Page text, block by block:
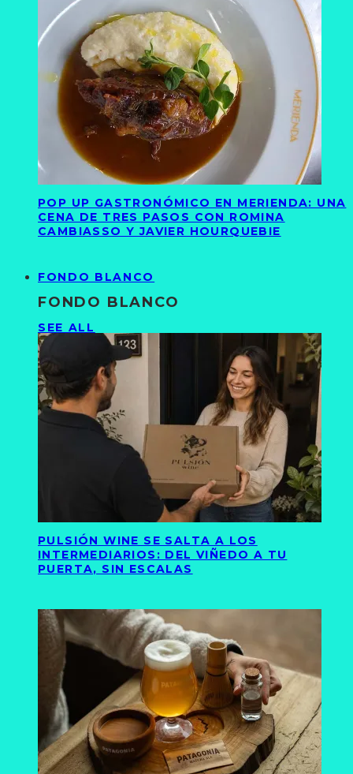
POP UP GASTRONÓMICO EN MERIENDA: UNA
CENA DE TRES PASOS CON ROMINA
CAMBIASSO Y JAVIER HOURQUEBIE
FONDO BLANCO
FONDO BLANCO
SEE ALL
PULSIÓN WINE SE SALTA A LOS
INTERMEDIARIOS: DEL VIÑEDO A TU
PUERTA, SIN ESCALAS